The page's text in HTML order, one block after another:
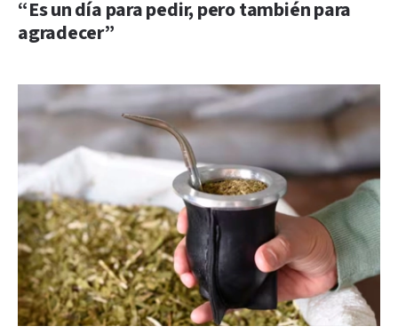
“Es un día para pedir, pero también para
agradecer”